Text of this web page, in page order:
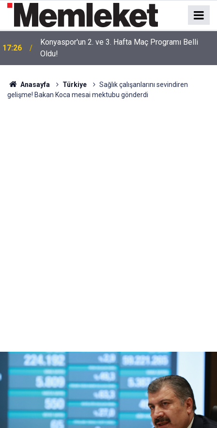
17:26
Konyaspor'un 2. ve 3. Hafta Maç Programı Belli
Oldu!
Anasayfa Türkiye
Sağlık çalışanlarını sevindiren
gelişme! Bakan Koca mesai mektubu gönderdi